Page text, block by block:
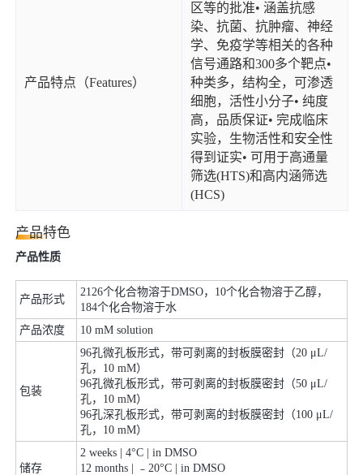
产品特点（Features）
区等的批准• 涵盖抗感
染、抗菌、抗肿瘤、神经
学、免疫学等相关的各种
信号通路和300多个靶点•
种类多，结构全，可渗透
细胞，活性小分子• 纯度
高，品质保证• 完成临床
实验，生物活性和安全性
得到证实• 可用于高通量
筛选(HTS)和高内涵筛选
(HCS)
产品特色
产品性质
产品形式
2126个化合物溶于DMSO，10个化合物溶于乙醇，
184个化合物溶于水
产品浓度
10 mM solution
包装
96孔微孔板形式，带可剥离的封板膜密封（20 μL/
孔，10 mM）
96孔微孔板形式，带可剥离的封板膜密封（50 μL/
孔，10 mM）
96孔深孔板形式，带可剥离的封板膜密封（100 μL/
孔，10 mM）
储存
2 weeks | 4°C | in DMSO
12 months | ﹣20°C | in DMSO